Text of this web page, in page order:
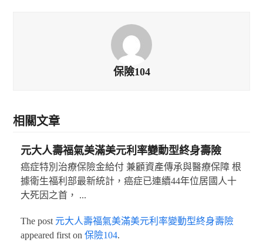
保險104
相關文章
元大人壽福氣美滿美元利率變動型終身壽險
癌症特別治療保險金給付 兼顧資產傳承與醫療保障 根
據衛生福利部最新統計，癌症已連續44年位居國人十
大死因之首， ...
The post 元大人壽福氣美滿美元利率變動型終身壽險
appeared first on 保險104.